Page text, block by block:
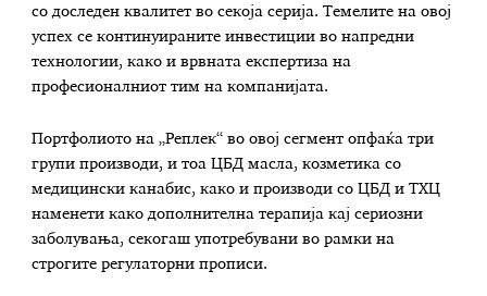
со доследен квалитет во секоја серија. Темелите на овој
успех се континуираните инвестиции во напредни
технологии, како и врвната експертиза на
професионалниот тим на компанијата.
Портфолиото на „Реплек“ во овој сегмент опфаќа три
групи производи, и тоа ЦБД масла, козметика со
медицински канабис, како и производи со ЦБД и ТХЦ
наменети како дополнителна терапија кај сериозни
заболувања, секогаш употребувани во рамки на
строгите регулаторни прописи.